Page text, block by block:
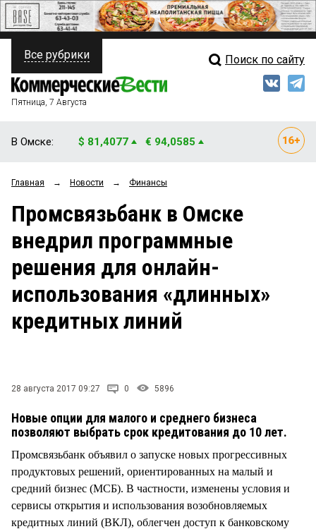
ПОЛИТИКА
ФИНАНСЫ
ОБЩЕСТВО
ЗАКОН
НОВОСТИ КОМПАНИЙ
СТИЛЬ ЖИЗНИ
Свежий выпуск
Рейтинги
Блоги
Архив
Все рубрики Поиск по сайту
Пятница, 7 Августа
В Омске: $ 81,4077 € 94,0585
Главная → Новости → Финансы
Промсвязьбанк в Омске
внедрил программные
решения для онлайн-
использования «длинных»
кредитных линий
28 августа 2017 09:27 0 5896
Новые опции для малого и среднего бизнеса
позволяют выбрать срок кредитования до 10 лет.
Промсвязьбанк объявил о запуске новых прогрессивных
продуктовых решений, ориентированных на малый и
средний бизнес (МСБ). В частности, изменены условия и
сервисы открытия и использования возобновляемых
кредитных линий (ВКЛ), облегчен доступ к банковскому